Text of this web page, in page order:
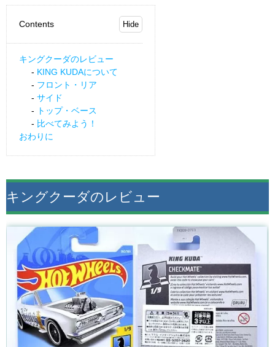
Contents
キングクーダのレビュー
KING KUDAについて
フロント・リア
サイド
トップ・ベース
比べてみよう！
おわりに
キングクーダのレビュー